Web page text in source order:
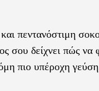
πεντανόστιμη
σου δείχνει πώς να
πιο υπέροχη